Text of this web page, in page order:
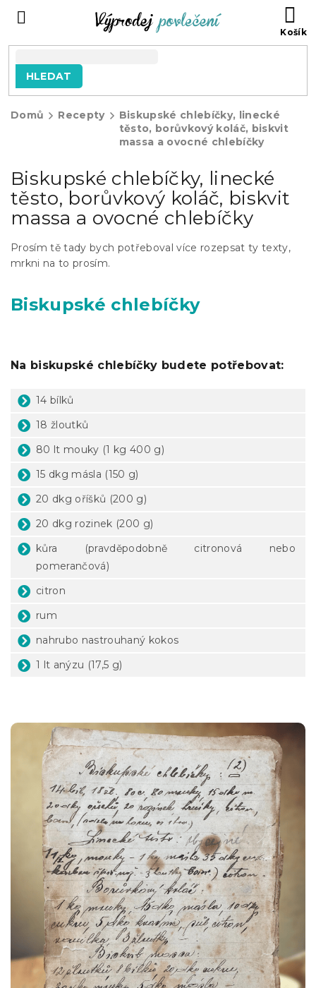
HLEDAT
Domů Recepty
Biskupské chlebíčky, linecké
těsto, borůvkový koláč, biskvit
massa a ovocné chlebíčky
Biskupské chlebíčky, linecké
těsto, borůvkový koláč, biskvit
massa a ovocné chlebíčky
Prosím tě tady bych potřeboval více rozepsat ty texty,
mrkni na to prosím.
Biskupské chlebíčky
Na biskupské chlebíčky budete potřebovat:
14 bílků
18 žloutků
80 lt mouky (1 kg 400 g)
15 dkg másla (150 g)
20 dkg oříšků (200 g)
20 dkg rozinek (200 g)
kůra (pravděpodobně citronová nebo
pomerančová)
citron
rum
nahrubo nastrouhaný kokos
1 lt anýzu (17,5 g)